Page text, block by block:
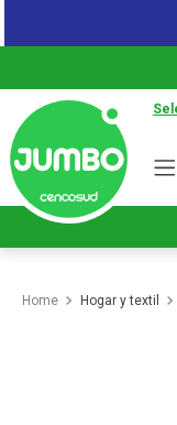
Hogar y textil